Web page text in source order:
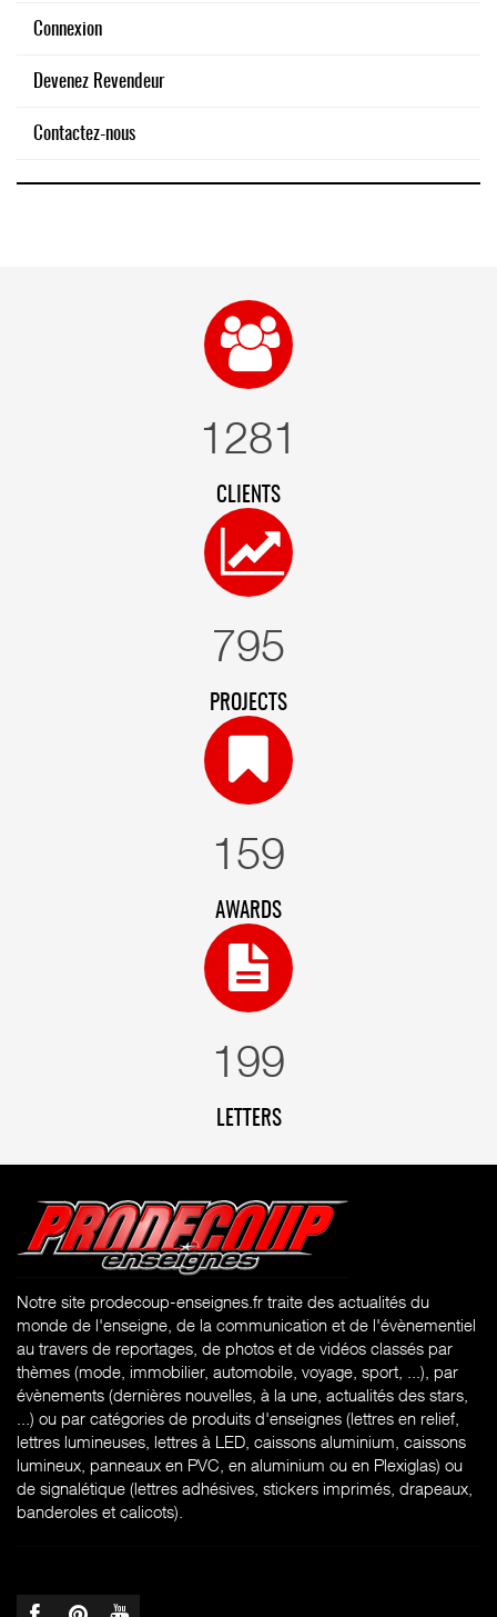
Connexion
Devenez Revendeur
Contactez-nous
1378
CLIENTS
855
PROJECTS
171
AWARDS
214
LETTERS
Notre site prodecoup-enseignes.fr traite des actualités du
monde de l'enseigne, de la communication et de l'évènementiel
au travers de reportages, de photos et de vidéos classés par
thèmes (mode, immobilier, automobile, voyage, sport, ...), par
évènements (dernières nouvelles, à la une, actualités des stars,
...) ou par catégories de produits d'enseignes (lettres en relief,
lettres lumineuses, lettres à LED, caissons aluminium, caissons
lumineux, panneaux en PVC, en aluminium ou en Plexiglas) ou
de signalétique (lettres adhésives, stickers imprimés, drapeaux,
banderoles et calicots).